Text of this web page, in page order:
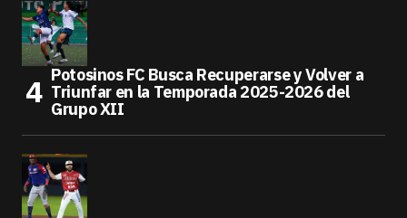
Potosinos FC Busca Recuperarse y Volver a
Triunfar en la Temporada 2025-2026 del
Grupo XII